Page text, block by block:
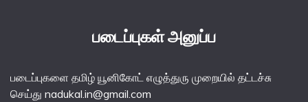
படைப்புகள் அனுப்ப
படைப்புகளை தமிழ் யூனிகோட் எழுத்துரு முறையில் தட்டச்சு
செய்து nadukal.in@gmail.com